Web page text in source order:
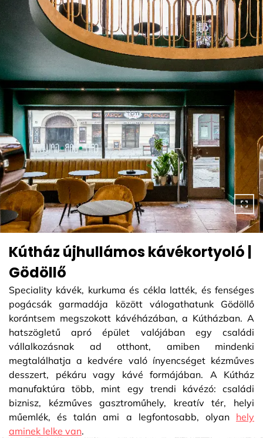
Kútház újhullámos kávékortyoló |
Gödöllő
Speciality kávék, kurkuma és cékla latték, és fenséges
pogácsák garmadája között válogathatunk Gödöllő
korántsem megszokott kávéházában, a Kútházban. A
hatszögletű apró épület valójában egy családi
vállalkozásnak ad otthont, amiben mindenki
megtalálhatja a kedvére való ínyencséget kézműves
desszert, pékáru vagy kávé formájában. A Kútház
manufaktúra több, mint egy trendi kávézó: családi
biznisz, kézműves gasztroműhely, kreatív tér, helyi
műemlék, és talán ami a legfontosabb, olyan hely
aminek lelke van.